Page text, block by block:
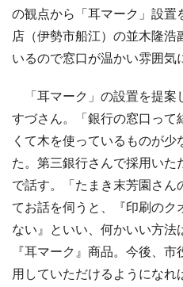
の観点から「耳マーク」設置
店（伊勢市船江）の並木隆
いるので窓口が温かい雰囲気
「耳マーク」の設置を提案
すづさん。「銀行の窓口って
くて木を使っているものが
た。第三銀行さんで採用い
で話す。「たまき末芳園さ
てお話を伺うと、『印刷の
ない』といい、何かいい方
『耳マーク』商品。今後、
用していただけるようになれ